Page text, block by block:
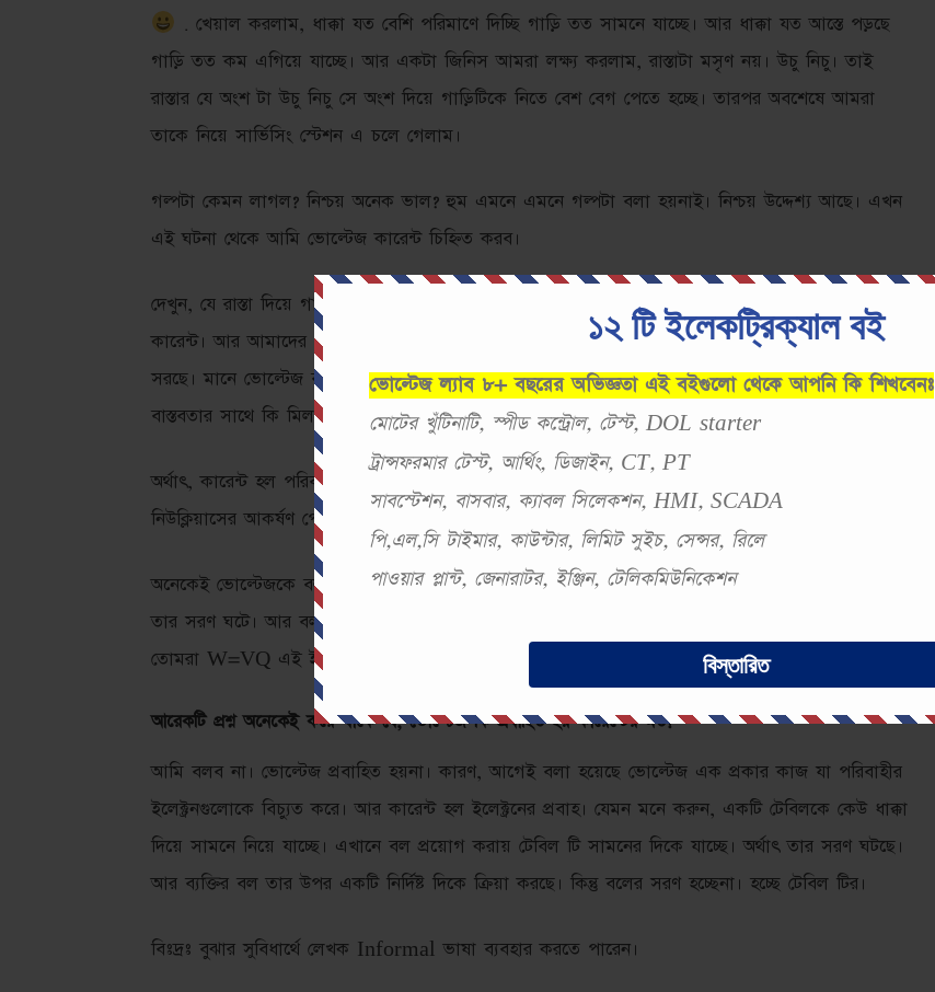
১২ টি ইলেকট্রিক্যাল বই
ভোল্টেজ ল্যাব ৮+ বছরের অভিজ্ঞতা এই বইগুলো থেকে আপনি কি শিখবেনঃ
মোটের খুঁটিনাটি, স্পীড কন্ট্রোল, টেস্ট, DOL starter
ট্রান্সফরমার টেস্ট, আর্থিং, ডিজাইন, CT, PT
সাবস্টেশন, বাসবার, ক্যাবল সিলেকশন, HMI, SCADA
পি,এল,সি টাইমার, কাউন্টার, লিমিট সুইচ, সেন্সর, রিলে
পাওয়ার প্লান্ট, জেনারাটর, ইঞ্জিন, টেলিকমিউনিকেশন
বিস্তারিত
. খেয়াল করলাম, ধাক্কা যত বেশি পরিমাণে দিচ্ছি গাড়ি তত সামনে যাচ্ছে। আর ধাক্কা যত আস্তে পড়ছে
গাড়ি তত কম এগিয়ে যাচ্ছে। আর একটা জিনিস আমরা লক্ষ্য করলাম, রাস্তাটা মসৃণ নয়। উচু নিচু। তাই
রাস্তার যে অংশ টা উচু নিচু সে অংশ দিয়ে গাড়িটিকে নিতে বেশ বেগ পেতে হচ্ছে। তারপর অবশেষে আমরা
তাকে নিয়ে সার্ভিসিং স্টেশন এ চলে গেলাম।
গল্পটা কেমন লাগল? নিশ্চয় অনেক ভাল? হুম এমনে এমনে গল্পটা বলা হয়নাই। নিশ্চয় উদ্দেশ্য আছে। এখন
এই ঘটনা থেকে আমি ভোল্টেজ কারেন্ট চিহ্নিত করব।
দেখুন, যে রাস্তা দিয়ে গাড়িটিকে নিয়ে যাওয়া হল সেটা হল পরিবাহী। আর তাতে গাড়ির Movement হল
কারেন্ট। আর আমাদের ধাক্কা হল ভোল্টেজ। আর রাস্তার উচু নিচু হওয়াটা রোধ। আর ধাক্কা যত দিচ্ছি গাড়ি তত
সরছে। মানে ভোল্টেজ বাড়ছে, সেই সাথে কারেন্ট বাড়ছে। যেটাকে আমরা বলি Ohms law. দেখেন,
বাস্তবতার সাথে কি মিল এই প্যারামিটার গুলোর।
অর্থাৎ, কারেন্ট হল পরিবাহীর মধ্যে ইলেকট্রনের প্রবাহ & ভোল্টেজ হল পরিবাহী হতে ইলেক্ট্রনগুলোকে
নিউক্লিয়াসের আকর্ষণ পেরিয়ে বিচ্যুত করতে যে পরিমাণ কাজ সম্পাদন করতে হয়।
অনেকেই ভোল্টেজকে বল বলে আখ্যা দেয়। সেটা একদম ভুল। কারণ, ইলেক্ট্রনকে বল প্রয়োগ করার পর যখন
তার সরণ ঘটে। আর বল & সরণ মিলেই হয় কাজ। তাই ভোল্টেজ বল নয় কিন্তু এক প্রকার কাজ। যেটা
তোমরা W=VQ এই ইকুয়েশন এও দেখেছেন।
আরেকটি প্রশ্ন অনেকেই করে থাকে যে, ভোল্টেজ কি প্রবাহিত হয় কারেন্টের মত?
আমি বলব না। ভোল্টেজ প্রবাহিত হয়না। কারণ, আগেই বলা হয়েছে ভোল্টেজ এক প্রকার কাজ যা পরিবাহীর
ইলেক্ট্রনগুলোকে বিচ্যুত করে। আর কারেন্ট হল ইলেক্ট্রনের প্রবাহ। যেমন মনে করুন, একটি টেবিলকে কেউ ধাক্কা
দিয়ে সামনে নিয়ে যাচ্ছে। এখানে বল প্রয়োগ করায় টেবিল টি সামনের দিকে যাচ্ছে। অর্থাৎ তার সরণ ঘটছে।
আর ব্যক্তির বল তার উপর একটি নির্দিষ্ট দিকে ক্রিয়া করছে। কিন্তু বলের সরণ হচ্ছেনা। হচ্ছে টেবিল টির।
বিঃদ্রঃ বুঝার সুবিধার্থে লেখক Informal ভাষা ব্যবহার করতে পারেন।